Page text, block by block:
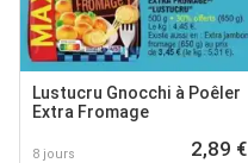
Lustucru Gnocchi à Poêler
Extra Fromage
8 jours 2,89 €